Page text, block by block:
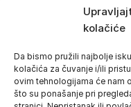
kolačiće
Da bismo pružili najbolje
kolačića za čuvanje i/ili
ovim tehnologijama će nam
što su ponašanje pri
Sezonski pomoćni
Pomoćni pekar /
Pekar / pekarica
Požega